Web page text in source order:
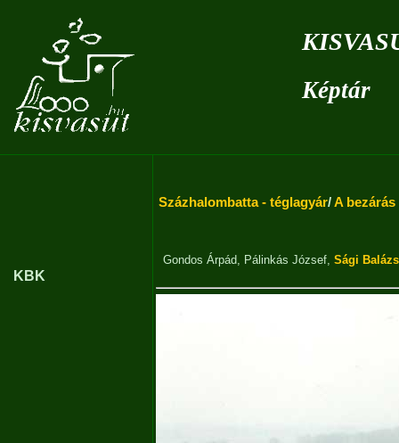
Képtár
KBK
Százhalombatta - téglagyár/A bezárás
Gondos Árpád, Pálinkás József, Sági Balázs